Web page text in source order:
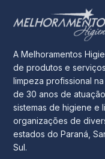
A Melhoramentos
de produtos e
limpeza profissional
de 30 anos de
sistemas de higiene e
organizações de
estados do Paraná,
Sul.